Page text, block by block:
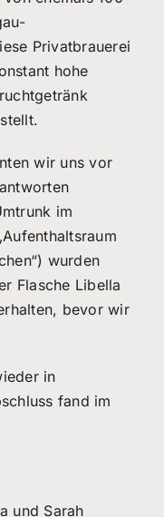
Privatbrauerei
hohe
wir uns vor
im
wurden
Flasche Libella
bevor wir
in
fand im
und Sarah